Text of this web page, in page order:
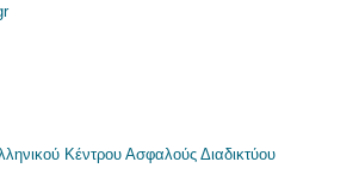
Κέντρου Ασφαλούς Διαδικτύου